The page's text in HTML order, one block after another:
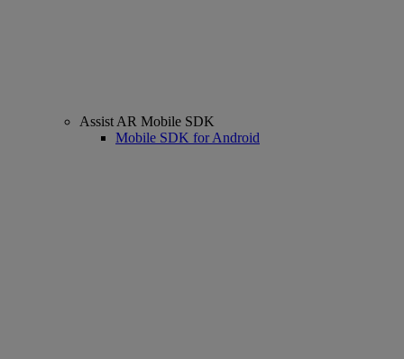
Assist AR Mobile SDK
Mobile SDK for Android